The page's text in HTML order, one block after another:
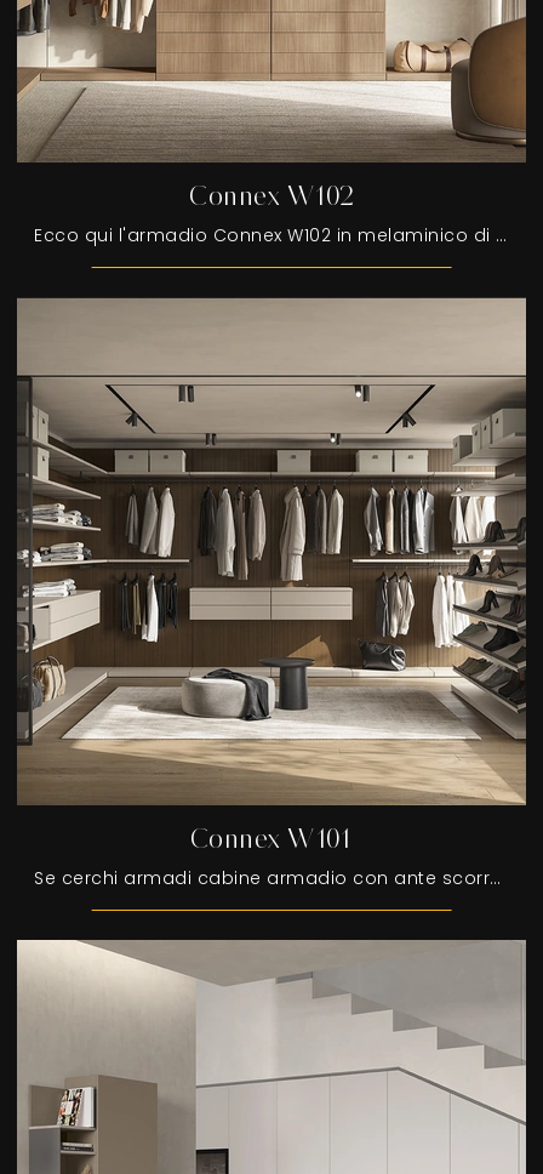
Connex W102
Ecco qui l'armadio Connex W102 in melaminico di Colombini Casa! Una ricca gamma di armadi cabine armadio con ante scorrevoli.
Connex W101
Se cerchi armadi cabine armadio con ante scorrevoli, clicca e scopri l'armadio Connex W101 di Colombini Casa in melaminico.